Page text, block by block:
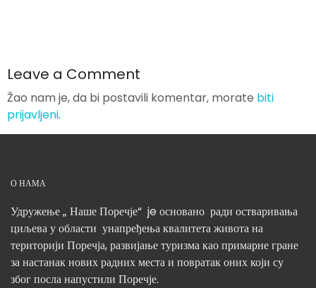
Leave a Comment
Žao nam je, da bi postavili komentar, morate biti
prijavljeni.
О НАМА
Удружење „ Наше Поречје“ je основано ради остваривања
циљева у области унапређења квалитета живота на
територији Поречја, развијање туризма као примарне гране
за настанак нових радних места и повратак оних који су
због посла напустили Поречје.